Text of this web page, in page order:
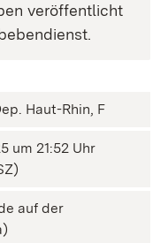
veröffentlicht
Haut-Rhin, F
um 21:52 Uhr
auf der